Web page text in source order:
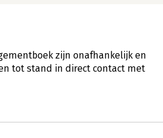
zijn onafhankelijk en
tot stand in direct contact met